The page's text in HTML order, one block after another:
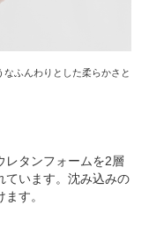
ふんわりとした柔らかさと
レタンフォームを2層
ています。沈み込みの
す。